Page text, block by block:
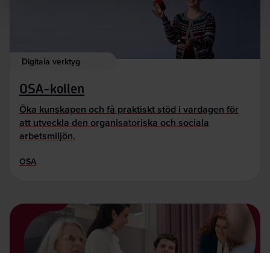
Digitala verktyg
OSA-kollen
Öka kunskapen och få praktiskt stöd i vardagen för
att utveckla den organisatoriska och sociala
arbetsmiljön.
OSA